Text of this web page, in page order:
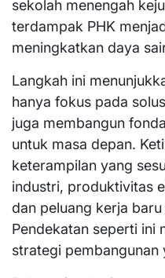
sekolah menengah
terdampak PHK
meningkatkan daya
Langkah ini
hanya fokus pada
juga membangun
untuk masa depan.
keterampilan yang
industri, produktivitas
dan peluang kerja
Pendekatan seperti ini
strategi pembangunan